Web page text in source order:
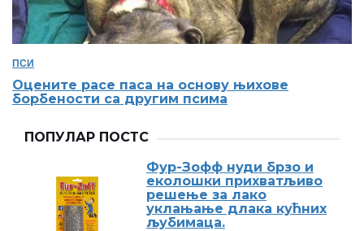
ПСИ
Оцените расе паса на основу њихове
борбености са другим псима
ПОПУЛАР ПОСТС
Фур-Зофф нуди брзо и
еколошки прихватљиво
решење за лако
уклањање длака кућних
љубимаца.